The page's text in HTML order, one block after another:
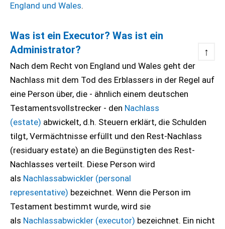
England und Wales.
Was ist ein Executor? Was ist ein
Administrator?
↑
Nach dem Recht von England und Wales geht der
Nachlass mit dem Tod des Erblassers in der Regel auf
eine Person über, die - ähnlich einem deutschen
Testamentsvollstrecker - den Nachlass
(estate) abwickelt, d.h. Steuern erklärt, die Schulden
tilgt, Vermächtnisse erfüllt und den Rest-Nachlass
(residuary estate) an die Begünstigten des Rest-
Nachlasses verteilt. Diese Person wird
als Nachlassabwickler (personal
representative) bezeichnet. Wenn die Person im
Testament bestimmt wurde, wird sie
als Nachlassabwickler (executor) bezeichnet. Ein nicht